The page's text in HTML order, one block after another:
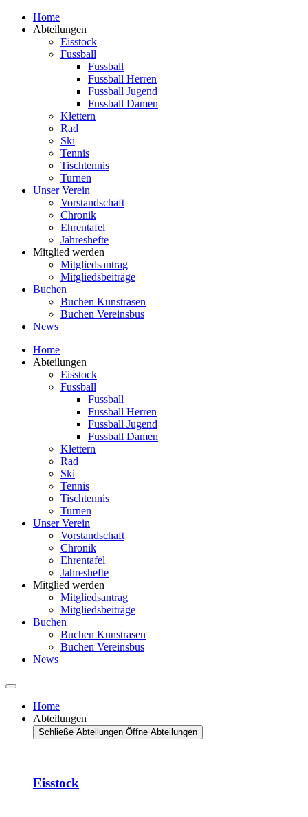
Zum
Inhalt
Home
Abteilungen
Eisstock
Fussball
Fussball
Fussball Herren
Fussball Jugend
Fussball Damen
Klettern
Rad
Ski
Tennis
Tischtennis
Turnen
Unser Verein
Vorstandschaft
Chronik
Ehrentafel
Jahreshefte
Mitglied werden
Mitgliedsantrag
Mitgliedsbeiträge
Buchen
Buchen Kunstrasen
Buchen Vereinsbus
News
Home
Abteilungen
Eisstock
Fussball
Fussball
Fussball Herren
Fussball Jugend
Fussball Damen
Klettern
Rad
Ski
Tennis
Tischtennis
Turnen
Unser Verein
Vorstandschaft
Chronik
Ehrentafel
Jahreshefte
Mitglied werden
Mitgliedsantrag
Mitgliedsbeiträge
Buchen
Buchen Kunstrasen
Buchen Vereinsbus
News
Home
Abteilungen
Schließe Abteilungen Öffne Abteilungen
Eisstock